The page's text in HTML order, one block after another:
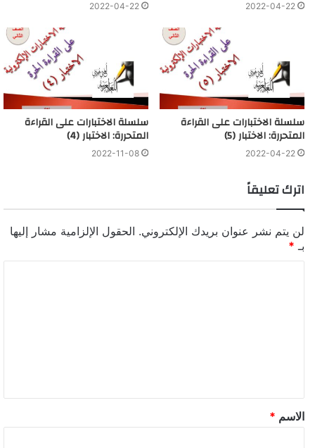
2022-04-22
2022-04-22
سلسلة الاختبارات على القراءة
المتحررة: الاختبار (5)
2022-04-22
سلسلة الاختبارات على القراءة
المتحررة: الاختبار (4)
2022-11-08
اترك تعليقاً
لن يتم نشر عنوان بريدك الإلكتروني. الحقول الإلزامية مشار إليها
بـ *
الاسم *